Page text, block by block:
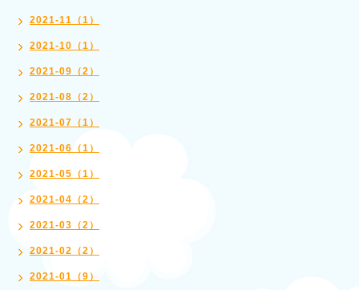
2021-11（1）
2021-10（1）
2021-09（2）
2021-08（2）
2021-07（1）
2021-06（1）
2021-05（1）
2021-04（2）
2021-03（2）
2021-02（2）
2021-01（9）